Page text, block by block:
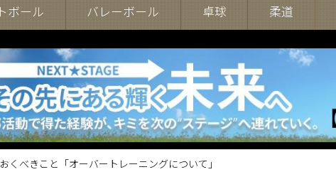
ボール バレーボール 卓球 柔道
くべきこと「オーバートレーニングについて」